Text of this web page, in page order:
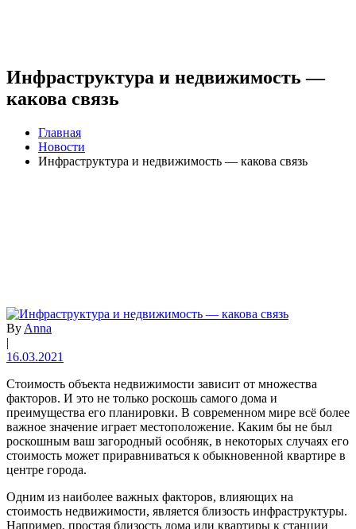
Инфраструктура и недвижимость —
какова связь
Главная
Новости
Инфраструктура и недвижимость — какова связь
By Anna
|
16.03.2021
Стоимость объекта недвижимости зависит от множества
факторов. И это не только роскошь самого дома и
преимущества его планировки. В современном мире всё более
важное значение играет местоположение. Каким бы не был
роскошным ваш загородный особняк, в некоторых случаях его
стоимость может приравниваться к обыкновенной квартире в
центре города.
Одним из наиболее важных факторов, влияющих на
стоимость недвижимости, является близость инфраструктуры.
Например, простая близость дома или квартиры к станции